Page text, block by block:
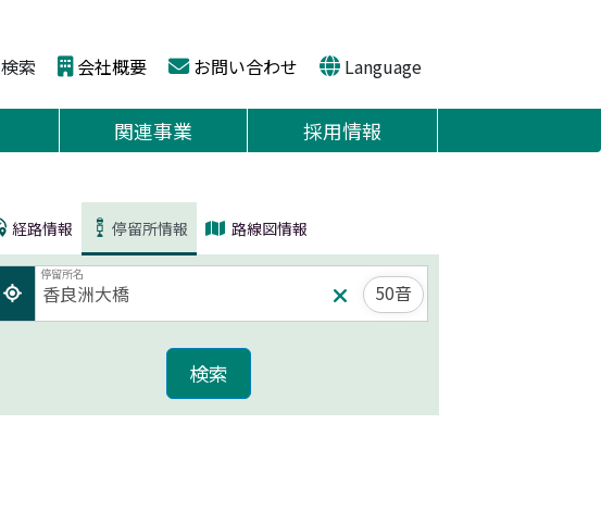
検索 会社概要 お問い合わせ Language
関連事業 採用情報
経路情報 停留所情報 路線図情報
停留所名
50音